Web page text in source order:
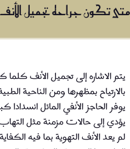
متى تكون جراحه تجميل
يتم الاشاره إلى تجميل الأنف كلما
بالارتياح بمظهرها ومن الناحية
يوفر الحاجز الأنفي المائل
يؤدي إلى حالات مزمنة مثل
لم يعد الأنف التهوية بما فيه